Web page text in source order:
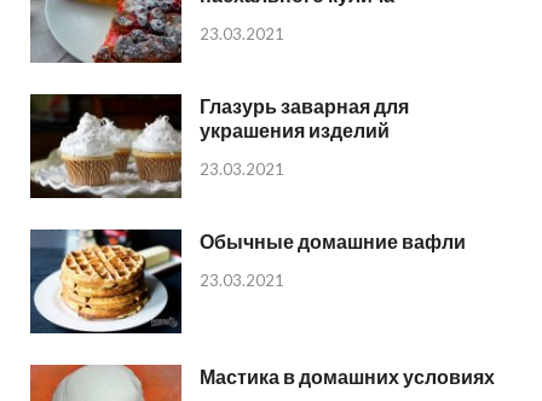
23.03.2021
Глазурь заварная для
украшения изделий
23.03.2021
Обычные домашние вафли
23.03.2021
Мастика в домашних условиях